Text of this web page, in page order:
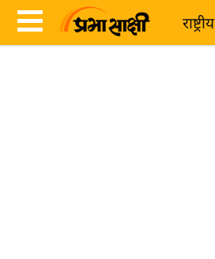
राष्ट्रीय